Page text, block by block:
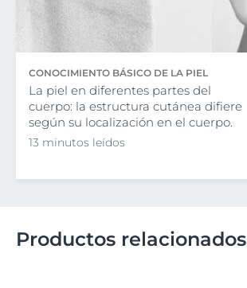
CONOCIMIENTO BÁSICO DE LA PIEL
La piel en diferentes partes del
cuerpo: la estructura cutánea difiere
según su localización en el cuerpo.
13 minutos leídos
Productos relacionados